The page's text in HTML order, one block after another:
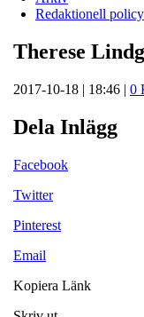
Redaktionell policy
Therese
2017-10-18 | 18:46 | 0
Dela Inlägg
Facebook
Twitter
Pinterest
Email
Kopiera Länk